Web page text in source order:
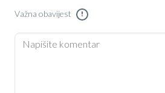
Važna obavijest !